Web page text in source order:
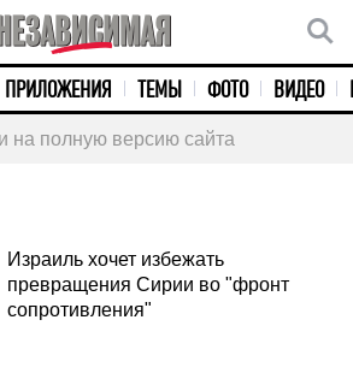
ПРИЛОЖЕНИЯ ТЕМЫ ФОТО ВИДЕО
на полную версию сайта
Израиль хочет избежать
превращения Сирии во "фронт
сопротивления"